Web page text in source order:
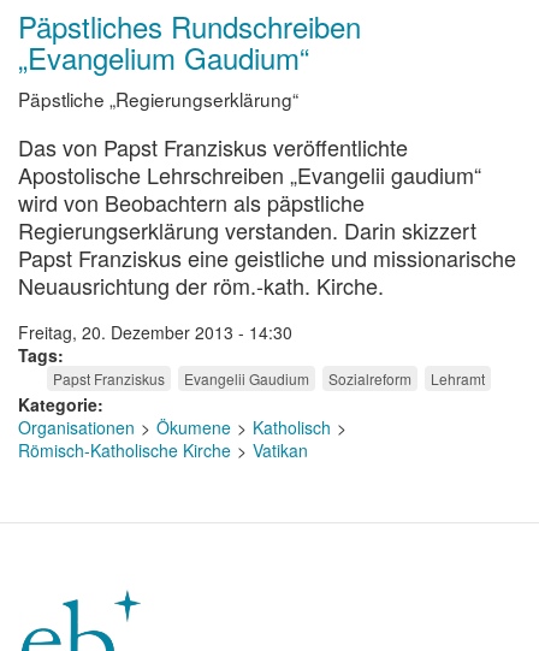
Päpstliches Rundschreiben
„Evangelium Gaudium“
Päpstliche „Regierungserklärung“
Das von Papst Franziskus veröffentlichte
Apostolische Lehrschreiben „Evangelii gaudium“
wird von Beobachtern als päpstliche
Regierungserklärung verstanden. Darin skizzert
Papst Franziskus eine geistliche und missionarische
Neuausrichtung der röm.-kath. Kirche.
Freitag, 20. Dezember 2013 - 14:30
Tags
Papst Franziskus Evangelii Gaudium Sozialreform Lehramt
Kategorie
Organisationen
Ökumene
Katholisch
Römisch-Katholische Kirche
Vatikan